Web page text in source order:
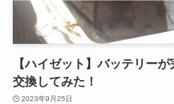
【ハイゼット】バッテリー
交換してみた！
2023年9月25日